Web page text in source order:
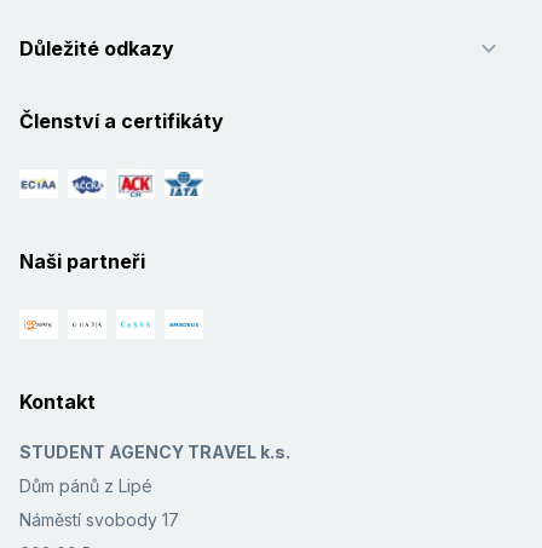
Důležité odkazy
Členství a certifikáty
Naši partneři
Kontakt
STUDENT AGENCY TRAVEL k.s.
Dům pánů z Lipé
Náměstí svobody 17